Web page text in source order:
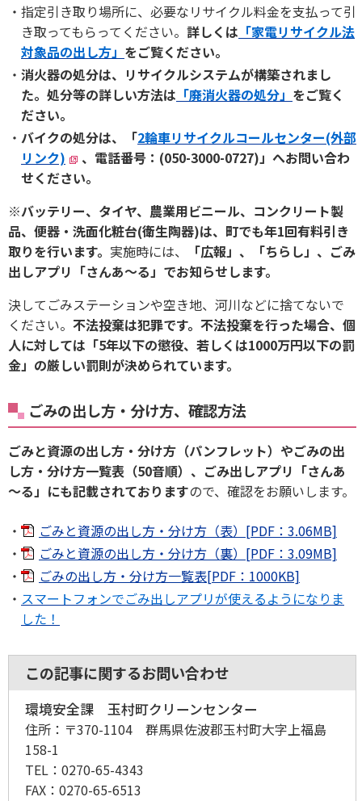
指定引き取り場所に、必要なリサイクル料金を支払って引
き取ってもらってください。 詳しくは 「家電リサイクル法
対象品の出し方」 をご覧ください。
消火器の処分は、リサイクルシステムが構築されまし
た。処分等の詳しい方法は 「廃消火器の処分」 をご覧く
ださい。
バイクの処分は、「2輪車リサイクルコールセンター(外部
リンク)
、電話番号：(050-3000-0727)」へお問い合わ
せください。
※バッテリー、タイヤ、農業用ビニール、コンクリート製
品、便器・洗面化粧台(衛生陶器)は、町でも年1回有料引き
取りを行います。 実施時には、
「広報」、「ちらし」、ごみ
出しアプリ「さんあ～る」でお知らせします。
決してごみステーションや空き地、河川などに捨てないで
ください。 不法投棄は犯罪です。 不法投棄を行った場合、個
人に対しては「5年以下の懲役、若しくは1000万円以下の罰
金」の厳しい罰則が決められています。
ごみの出し方・分け方、確認方法
ごみと資源の出し方・分け方（パンフレット）やごみの出
し方・分け方一覧表（50音順）、ごみ出しアプリ「さんあ
～る」にも記載されておりますので、確認をお願いします。
ごみと資源の出し方・分け方（表）[PDF：3.06MB]
ごみと資源の出し方・分け方（裏）[PDF：3.09MB]
ごみの出し方・分け方一覧表[PDF：1000KB]
スマートフォンでごみ出しアプリが使えるようになりま
した！
この記事に関するお問い合わせ
環境安全課 玉村町クリーンセンター
住所： 〒370-1104 群馬県佐波郡玉村町大字上福島
158-1
TEL： 0270-65-4343
FAX： 0270-65-6513